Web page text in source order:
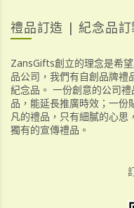
禮品訂造 | 紀念品
ZansGifts創立的理念是希
品公司，我們有自創品牌禮
紀念品。 一份創意的公司
品，能延長推廣時效；一份
凡的禮品，只有細膩的心思
獨有的宣傳禮品。